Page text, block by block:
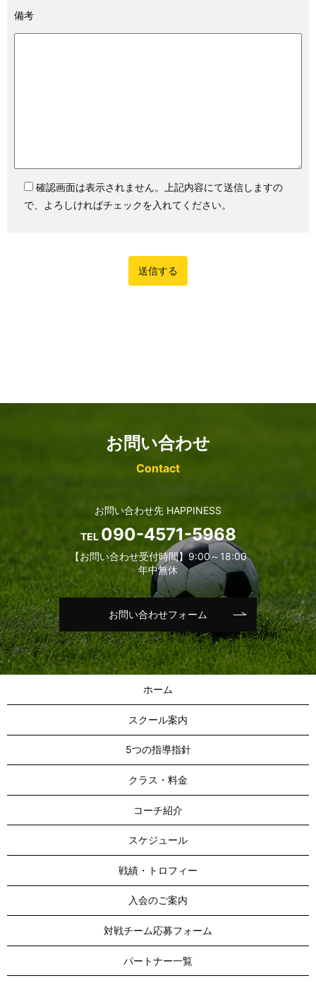
備考
確認画面は表示されません。上記内容にて送信しますの
で、よろしければチェックを入れてください。
お問い合わせ
Contact
お問い合わせ先 HAPPINESS
TEL090-4571-5968
【お問い合わせ受付時間】9:00～18:00
年中無休
お問い合わせフォーム
ホーム
スクール案内
5つの指導指針
クラス・料金
コーチ紹介
スケジュール
戦績・トロフィー
入会のご案内
対戦チーム応募フォーム
パートナー一覧